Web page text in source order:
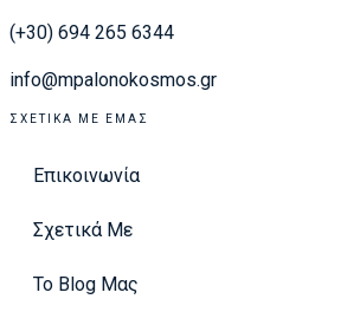
(+30) 694 265 6344
info@mpalonokosmos.gr
ΣΧΕΤΙΚΆ ΜΕ ΕΜΆΣ
Επικοινωνία
Σχετικά Με
Το Blog Μας